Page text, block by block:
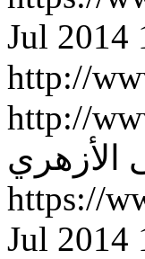
Jul 2014
http://
http://
https://
Jul 2014